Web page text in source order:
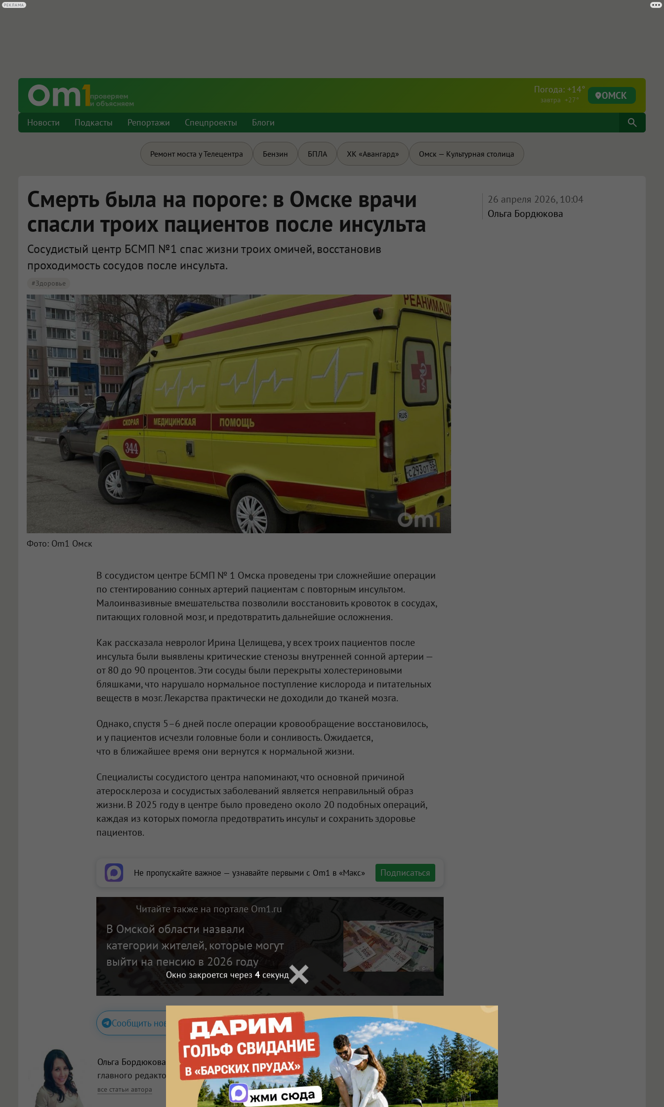
Погода: +14°
завтра +27° ОМСК
Новости Подкасты Репортажи Спецпроекты Блоги
Ремонт моста у Телецентра Бензин БПЛА ХК «Авангард» Омск — Культурная столица
Смерть была на пороге: в Омске врачи
спасли троих пациентов после инсульта
Сосудистый центр БСМП №1 спас жизни троих омичей, восстановив
проходимость сосудов после инсульта.
#Здоровье
26 апреля 2026, 10:04
Ольга Бордюкова
Фото: Om1 Омск
В сосудистом центре БСМП № 1 Омска проведены три сложнейшие операции
по стентированию сонных артерий пациентам с повторным инсультом.
Малоинвазивные вмешательства позволили восстановить кровоток в сосудах,
питающих головной мозг, и предотвратить дальнейшие осложнения.
Как рассказала невролог Ирина Целищева, у всех троих пациентов после
инсульта были выявлены критические стенозы внутренней сонной артерии —
от 80 до 90 процентов. Эти сосуды были перекрыты холестериновыми
бляшками, что нарушало нормальное поступление кислорода и питательных
веществ в мозг. Лекарства практически не доходили до тканей мозга.
Однако, спустя 5–6 дней после операции кровообращение восстановилось,
и у пациентов исчезли головные боли и сонливость. Ожидается,
что в ближайшее время они вернутся к нормальной жизни.
Специалисты сосудистого центра напоминают, что основной причиной
атеросклероза и сосудистых заболеваний является неправильный образ
жизни. В 2025 году в центре было проведено около 20 подобных операций,
каждая из которых помогла предотвратить инсульт и сохранить здоровье
пациентов.
Не пропускайте важное — узнавайте первыми с Om1 в «Макс» Подписаться
Читайте также на портале Om1.ru
В Омской области назвали
категории жителей, которые могут
выйти на пенсию в 2026 году
Сообщить новость Размещение рекламы Макс Телеграм
Ольга Бордюкова , заместитель
главного редактора
все статьи автора
Поделиться
Окно закроется через 2 секунд
РЕКЛАМА